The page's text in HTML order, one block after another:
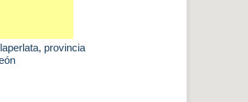
, provincia